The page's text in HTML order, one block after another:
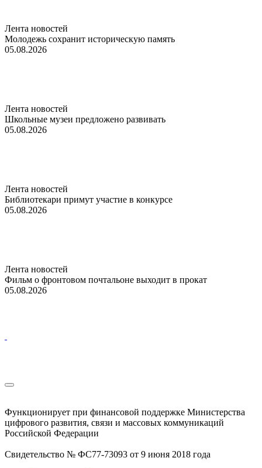
Лента новостей
Молодежь сохранит историческую память
05.08.2026
Лента новостей
Школьные музеи предложено развивать
05.08.2026
Лента новостей
Библиотекари примут участие в конкурсе
05.08.2026
Лента новостей
Фильм о фронтовом почтальоне выходит в прокат
05.08.2026
Функционирует при финансовой поддержке Министерства
цифрового развития, связи и массовых коммуникаций
Российской Федерации
Свидетельство № ФС77-73093 от 9 июня 2018 года